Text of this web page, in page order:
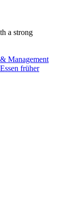
a strong
Management
früher